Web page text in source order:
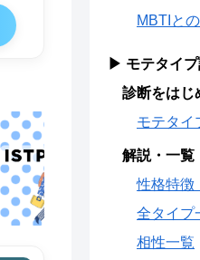
MBTIと
▶ モテタイ
診断をはじ
モテタイ
解説・一覧
性格特徴
全タイプ
相性一覧